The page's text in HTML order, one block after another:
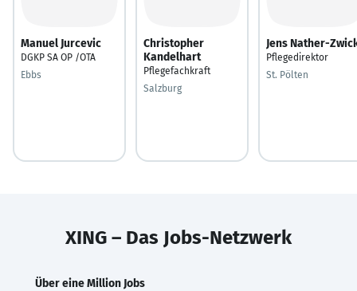
Manuel Jurcevic
DGKP SA OP /OTA
Ebbs
Christopher
Kandelhart
Pflegefachkraft
Salzburg
Jens Nather-
Pflegedirektor
St. Pölten
XING – Das Jobs-Netzwerk
Über eine Million Jobs